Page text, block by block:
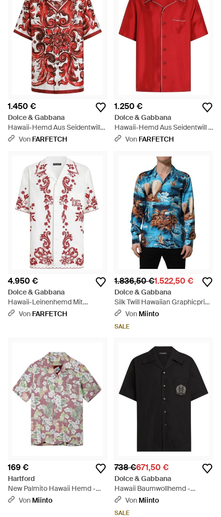
1.450 €
Dolce & Gabbana
Hawaii-Hemd Aus Seidentwill
Mit Majolica-Print - Rot
Von FARFETCH
1.250 €
Dolce & Gabbana
Hawaii-Hemd Aus Seidentwill -
RotVon FARFETCH
4.950 €
Dolce & Gabbana
Hawaii-Leinenhemd Mit
Schnittmuster - Weiß
Von FARFETCH
1.836,50 €1.522,50 €
Dolce & Gabbana
Silk Twill Hawaiian Graphicprint
Shirt - Blau
Von Miinto
SALE
169 €
Hartford
New Palmito Hawaii Hemd -
GrauVon Miinto
738 €671,50 €
Dolce & Gabbana
Hawaii Baumwollhemd -
Schwarz
Von Miinto
SALE